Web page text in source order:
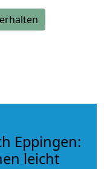
Eppingen:
leicht